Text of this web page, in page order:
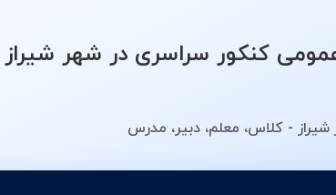
کنکور سراسری در شهر
- کلاس، معلم، دبیر، مدرس